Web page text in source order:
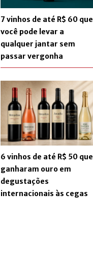
7 vinhos de até R$ 60 que
você pode levar a
qualquer jantar sem
passar vergonha
6 vinhos de até R$ 50 que
ganharam ouro em
degustações
internacionais às cegas